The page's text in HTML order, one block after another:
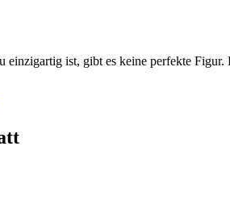
einzigartig ist, gibt es keine perfekte